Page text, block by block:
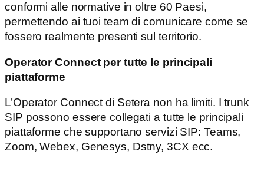
conformi alle normative in oltre 60 Paesi,
permettendo ai tuoi team di comunicare come se
fossero realmente presenti sul territorio.
Operator Connect per tutte le principali
piattaforme
L’Operator Connect di Setera non ha limiti. I trunk
SIP possono essere collegati a tutte le principali
piattaforme che supportano servizi SIP: Teams,
Zoom, Webex, Genesys, Dstny, 3CX ecc.